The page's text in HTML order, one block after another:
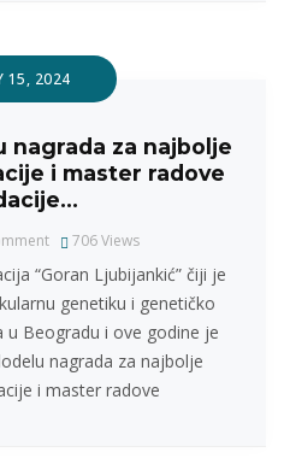
15, 2024
nagrada za najbolje
i master radove
706Views
“Goran Ljubijankić” čiji je
genetiku i genetičko
Beogradu i ove godine je
nagrada za najbolje
i master radove